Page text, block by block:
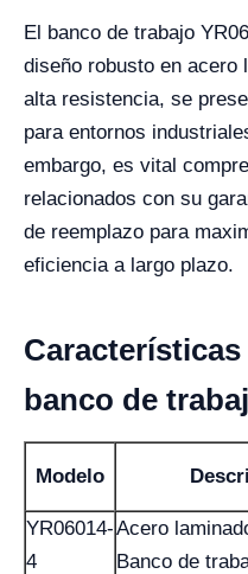
El banco de trabajo
diseño robusto en acero
alta resistencia, se
para entornos
embargo, es vital
relacionados con su
de reemplazo para
eficiencia a largo plazo.
banco de
Modelo
YR06014-
4
Acero
Banco de